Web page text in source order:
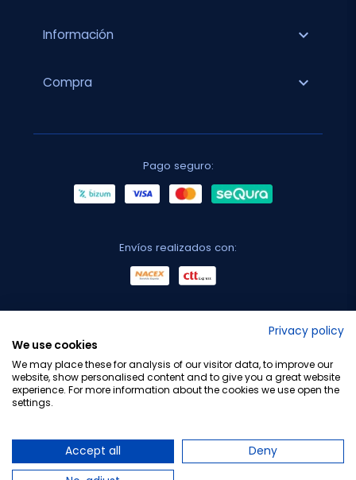
Información expand_more
Compra expand_more
Pago seguro:
Envíos realizados con:
Privacy policy
We use cookies
We may place these for analysis of our visitor data, to improve our
website, show personalised content and to give you a great website
experience. For more information about the cookies we use open the
settings.
Accept all
Deny